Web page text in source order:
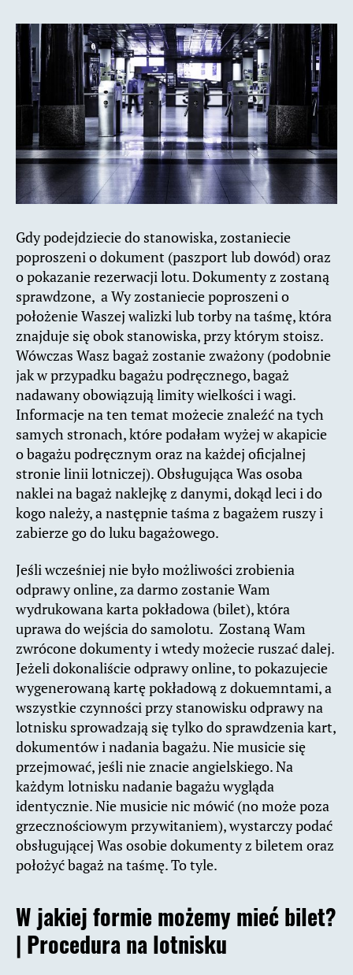
Gdy podejdziecie do stanowiska, zostaniecie
poproszeni o dokument (paszport lub dowód) oraz
o pokazanie rezerwacji lotu. Dokumenty z zostaną
sprawdzone, a Wy zostaniecie poproszeni o
położenie Waszej walizki lub torby na taśmę, która
znajduje się obok stanowiska, przy którym stoisz.
Wówczas Wasz bagaż zostanie zważony (podobnie
jak w przypadku bagażu podręcznego, bagaż
nadawany obowiązują limity wielkości i wagi.
Informacje na ten temat możecie znaleźć na tych
samych stronach, które podałam wyżej w akapicie
o bagażu podręcznym oraz na każdej oficjalnej
stronie linii lotniczej). Obsługująca Was osoba
naklei na bagaż naklejkę z danymi, dokąd leci i do
kogo należy, a następnie taśma z bagażem ruszy i
zabierze go do luku bagażowego.
Jeśli wcześniej nie było możliwości zrobienia
odprawy online, za darmo zostanie Wam
wydrukowana karta pokładowa (bilet), która
uprawa do wejścia do samolotu. Zostaną Wam
zwrócone dokumenty i wtedy możecie ruszać dalej.
Jeżeli dokonaliście odprawy online, to pokazujecie
wygenerowaną kartę pokładową z dokuemntami, a
wszystkie czynności przy stanowisku odprawy na
lotnisku sprowadzają się tylko do sprawdzenia kart,
dokumentów i nadania bagażu. Nie musicie się
przejmować, jeśli nie znacie angielskiego. Na
każdym lotnisku nadanie bagażu wygląda
identycznie. Nie musicie nic mówić (no może poza
grzecznościowym przywitaniem), wystarczy podać
obsługującej Was osobie dokumenty z biletem oraz
położyć bagaż na taśmę. To tyle.
W jakiej formie możemy mieć bilet?
| Procedura na lotnisku